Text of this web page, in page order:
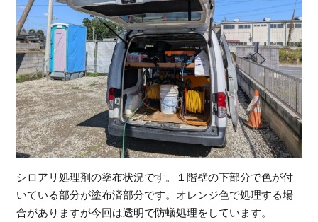
シロアリ処理剤の塗布状況です。１階壁の下部分で色が付
いている部分が塗布済部分です。オレンジ色で処理する場
合がありますが今回は透明で防蟻処理をしています。